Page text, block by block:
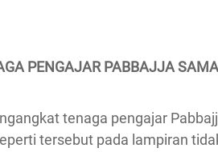
PENGAJAR PABBAJJA
tenaga pengajar
tersebut pada lampiran